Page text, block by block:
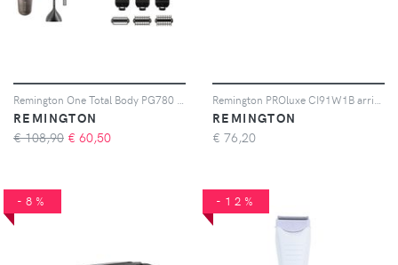
REMINGTON
€ 108,90 € 60,50
REMINGTON
€ 76,20
-8% -12%